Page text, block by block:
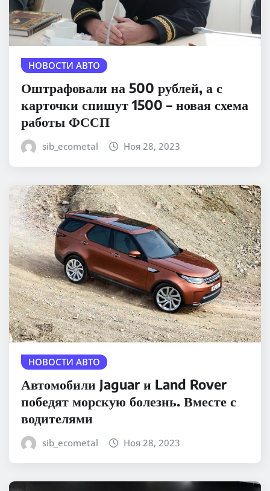
НОВОСТИ АВТО
Оштрафовали на 500 рублей, а с
карточки спишут 1500 – новая схема
работы ФССП
sib_ecometal Ноя 28, 2023
НОВОСТИ АВТО
Автомобили Jaguar и Land Rover
победят морскую болезнь. Вместе с
водителями
sib_ecometal Ноя 28, 2023